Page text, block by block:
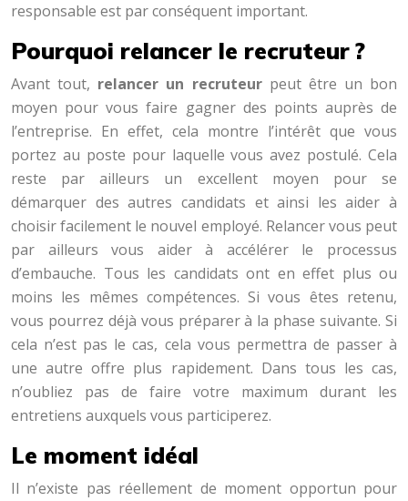
responsable est par conséquent important.
Pourquoi relancer le recruteur ?
Avant tout, relancer un recruteur peut être un bon
moyen pour vous faire gagner des points auprès de
l’entreprise. En effet, cela montre l’intérêt que vous
portez au poste pour laquelle vous avez postulé. Cela
reste par ailleurs un excellent moyen pour se
démarquer des autres candidats et ainsi les aider à
choisir facilement le nouvel employé. Relancer vous peut
par ailleurs vous aider à accélérer le processus
d’embauche. Tous les candidats ont en effet plus ou
moins les mêmes compétences. Si vous êtes retenu,
vous pourrez déjà vous préparer à la phase suivante. Si
cela n’est pas le cas, cela vous permettra de passer à
une autre offre plus rapidement. Dans tous les cas,
n’oubliez pas de faire votre maximum durant les
entretiens auxquels vous participerez.
Le moment idéal
Il n’existe pas réellement de moment opportun pour